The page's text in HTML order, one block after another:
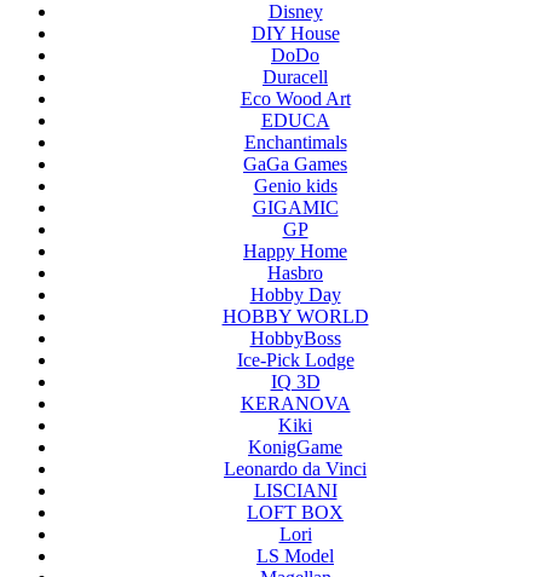
Disney
DIY House
DoDo
Duracell
Eco Wood Art
EDUCA
Enchantimals
GaGa Games
Genio kids
GIGAMIC
GP
Happy Home
Hasbro
Hobby Day
HOBBY WORLD
HobbyBoss
Ice-Pick Lodge
IQ 3D
KERANOVA
Kiki
KonigGame
Leonardo da Vinci
LISCIANI
LOFT BOX
Lori
LS Model